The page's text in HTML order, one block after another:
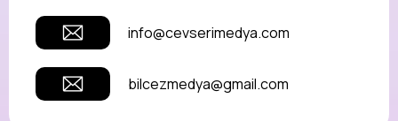
info@cevserimedya.com
bilcezmedya@gmail.com